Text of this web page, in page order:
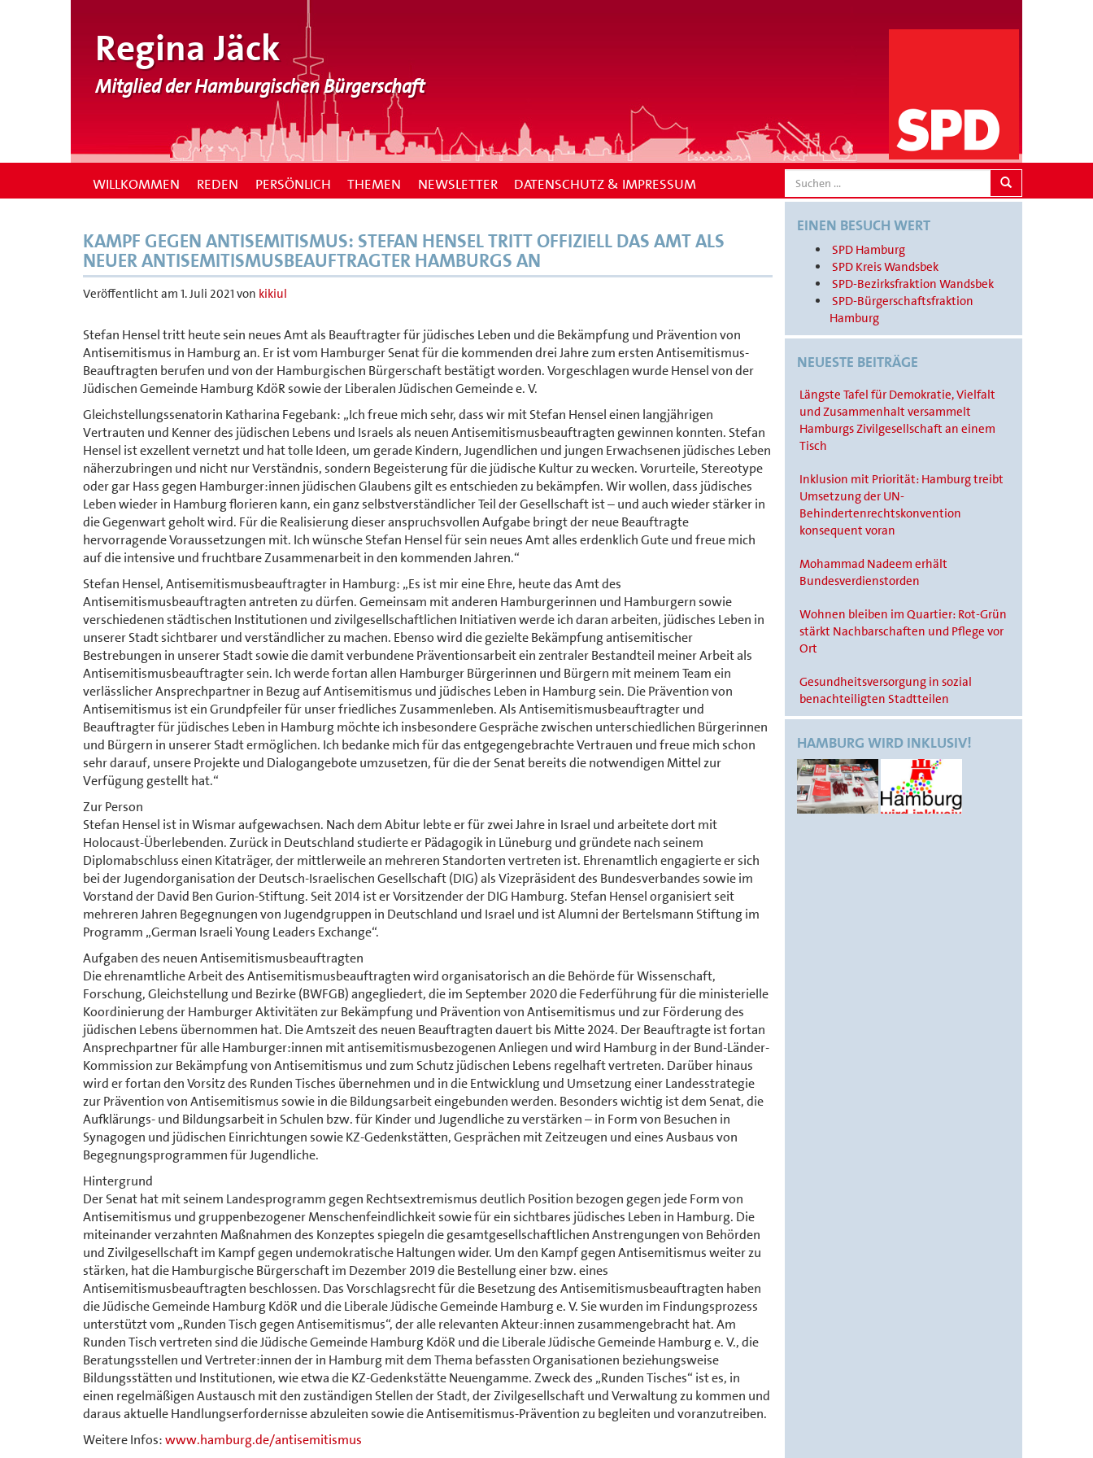
Regina Jäck
Mitglied der Hamburgischen Bürgerschaft
SEARCH
WILLKOMMEN REDEN PERSÖNLICH THEMEN NEWSLETTER DATENSCHUTZ & IMPRESSUM
KAMPF GEGEN ANTISEMITISMUS: STEFAN HENSEL TRITT OFFIZIELL DAS AMT ALS
NEUER ANTISEMITISMUSBEAUFTRAGTER HAMBURGS AN
Veröffentlicht am 1. Juli 2021 von kikiul
Stefan Hensel tritt heute sein neues Amt als Beauftragter für jüdisches Leben und die Bekämpfung und Prävention von
Antisemitismus in Hamburg an. Er ist vom Hamburger Senat für die kommenden drei Jahre zum ersten Antisemitismus-
Beauftragten berufen und von der Hamburgischen Bürgerschaft bestätigt worden. Vorgeschlagen wurde Hensel von der
Jüdischen Gemeinde Hamburg KdöR sowie der Liberalen Jüdischen Gemeinde e. V.
Gleichstellungssenatorin Katharina Fegebank: „Ich freue mich sehr, dass wir mit Stefan Hensel einen langjährigen
Vertrauten und Kenner des jüdischen Lebens und Israels als neuen Antisemitismusbeauftragten gewinnen konnten. Stefan
Hensel ist exzellent vernetzt und hat tolle Ideen, um gerade Kindern, Jugendlichen und jungen Erwachsenen jüdisches Leben
näherzubringen und nicht nur Verständnis, sondern Begeisterung für die jüdische Kultur zu wecken. Vorurteile, Stereotype
oder gar Hass gegen Hamburger:innen jüdischen Glaubens gilt es entschieden zu bekämpfen. Wir wollen, dass jüdisches
Leben wieder in Hamburg florieren kann, ein ganz selbstverständlicher Teil der Gesellschaft ist – und auch wieder stärker in
die Gegenwart geholt wird. Für die Realisierung dieser anspruchsvollen Aufgabe bringt der neue Beauftragte
hervorragende Voraussetzungen mit. Ich wünsche Stefan Hensel für sein neues Amt alles erdenklich Gute und freue mich
auf die intensive und fruchtbare Zusammenarbeit in den kommenden Jahren.“
Stefan Hensel, Antisemitismusbeauftragter in Hamburg: „Es ist mir eine Ehre, heute das Amt des
Antisemitismusbeauftragten antreten zu dürfen. Gemeinsam mit anderen Hamburgerinnen und Hamburgern sowie
verschiedenen städtischen Institutionen und zivilgesellschaftlichen Initiativen werde ich daran arbeiten, jüdisches Leben in
unserer Stadt sichtbarer und verständlicher zu machen. Ebenso wird die gezielte Bekämpfung antisemitischer
Bestrebungen in unserer Stadt sowie die damit verbundene Präventionsarbeit ein zentraler Bestandteil meiner Arbeit als
Antisemitismusbeauftragter sein. Ich werde fortan allen Hamburger Bürgerinnen und Bürgern mit meinem Team ein
verlässlicher Ansprechpartner in Bezug auf Antisemitismus und jüdisches Leben in Hamburg sein. Die Prävention von
Antisemitismus ist ein Grundpfeiler für unser friedliches Zusammenleben. Als Antisemitismusbeauftragter und
Beauftragter für jüdisches Leben in Hamburg möchte ich insbesondere Gespräche zwischen unterschiedlichen Bürgerinnen
und Bürgern in unserer Stadt ermöglichen. Ich bedanke mich für das entgegengebrachte Vertrauen und freue mich schon
sehr darauf, unsere Projekte und Dialogangebote umzusetzen, für die der Senat bereits die notwendigen Mittel zur
Verfügung gestellt hat.“
Zur Person
Stefan Hensel ist in Wismar aufgewachsen. Nach dem Abitur lebte er für zwei Jahre in Israel und arbeitete dort mit
Holocaust-Überlebenden. Zurück in Deutschland studierte er Pädagogik in Lüneburg und gründete nach seinem
Diplomabschluss einen Kitaträger, der mittlerweile an mehreren Standorten vertreten ist. Ehrenamtlich engagierte er sich
bei der Jugendorganisation der Deutsch-Israelischen Gesellschaft (DIG) als Vizepräsident des Bundesverbandes sowie im
Vorstand der David Ben Gurion-Stiftung. Seit 2014 ist er Vorsitzender der DIG Hamburg. Stefan Hensel organisiert seit
mehreren Jahren Begegnungen von Jugendgruppen in Deutschland und Israel und ist Alumni der Bertelsmann Stiftung im
Programm „German Israeli Young Leaders Exchange“.
Aufgaben des neuen Antisemitismusbeauftragten
Die ehrenamtliche Arbeit des Antisemitismusbeauftragten wird organisatorisch an die Behörde für Wissenschaft,
Forschung, Gleichstellung und Bezirke (BWFGB) angegliedert, die im September 2020 die Federführung für die ministerielle
Koordinierung der Hamburger Aktivitäten zur Bekämpfung und Prävention von Antisemitismus und zur Förderung des
jüdischen Lebens übernommen hat. Die Amtszeit des neuen Beauftragten dauert bis Mitte 2024. Der Beauftragte ist fortan
Ansprechpartner für alle Hamburger:innen mit antisemitismusbezogenen Anliegen und wird Hamburg in der Bund-Länder-
Kommission zur Bekämpfung von Antisemitismus und zum Schutz jüdischen Lebens regelhaft vertreten. Darüber hinaus
wird er fortan den Vorsitz des Runden Tisches übernehmen und in die Entwicklung und Umsetzung einer Landesstrategie
zur Prävention von Antisemitismus sowie in die Bildungsarbeit eingebunden werden. Besonders wichtig ist dem Senat, die
Aufklärungs- und Bildungsarbeit in Schulen bzw. für Kinder und Jugendliche zu verstärken – in Form von Besuchen in
Synagogen und jüdischen Einrichtungen sowie KZ-Gedenkstätten, Gesprächen mit Zeitzeugen und eines Ausbaus von
Begegnungsprogrammen für Jugendliche.
Hintergrund
Der Senat hat mit seinem Landesprogramm gegen Rechtsextremismus deutlich Position bezogen gegen jede Form von
Antisemitismus und gruppenbezogener Menschenfeindlichkeit sowie für ein sichtbares jüdisches Leben in Hamburg. Die
miteinander verzahnten Maßnahmen des Konzeptes spiegeln die gesamtgesellschaftlichen Anstrengungen von Behörden
und Zivilgesellschaft im Kampf gegen undemokratische Haltungen wider. Um den Kampf gegen Antisemitismus weiter zu
stärken, hat die Hamburgische Bürgerschaft im Dezember 2019 die Bestellung einer bzw. eines
Antisemitismusbeauftragten beschlossen. Das Vorschlagsrecht für die Besetzung des Antisemitismusbeauftragten haben
die Jüdische Gemeinde Hamburg KdöR und die Liberale Jüdische Gemeinde Hamburg e. V. Sie wurden im Findungsprozess
unterstützt vom „Runden Tisch gegen Antisemitismus“, der alle relevanten Akteur:innen zusammengebracht hat. Am
Runden Tisch vertreten sind die Jüdische Gemeinde Hamburg KdöR und die Liberale Jüdische Gemeinde Hamburg e. V., die
Beratungsstellen und Vertreter:innen der in Hamburg mit dem Thema befassten Organisationen beziehungsweise
Bildungsstätten und Institutionen, wie etwa die KZ-Gedenkstätte Neuengamme. Zweck des „Runden Tisches“ ist es, in
einen regelmäßigen Austausch mit den zuständigen Stellen der Stadt, der Zivilgesellschaft und Verwaltung zu kommen und
daraus aktuelle Handlungserfordernisse abzuleiten sowie die Antisemitismus-Prävention zu begleiten und voranzutreiben.
Weitere Infos:www.hamburg.de/antisemitismus
EINEN BESUCH WERT
SPD Hamburg
SPD Kreis Wandsbek
SPD-Bezirksfraktion Wandsbek
SPD-Bürgerschaftsfraktion
Hamburg
NEUESTE BEITRÄGE
Längste Tafel für Demokratie, Vielfalt
und Zusammenhalt versammelt
Hamburgs Zivilgesellschaft an einem
Tisch
Inklusion mit Priorität: Hamburg treibt
Umsetzung der UN-
Behindertenrechtskonvention
konsequent voran
Mohammad Nadeem erhält
Bundesverdienstorden
Wohnen bleiben im Quartier: Rot-Grün
stärkt Nachbarschaften und Pflege vor
Ort
Gesundheitsversorgung in sozial
benachteiligten Stadtteilen
HAMBURG WIRD INKLUSIV!